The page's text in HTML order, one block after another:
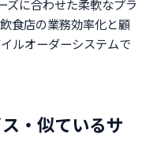
ズに合わせた柔軟なプラ
食店の業務効率化と顧
ルオーダーシステムで
・似ているサ